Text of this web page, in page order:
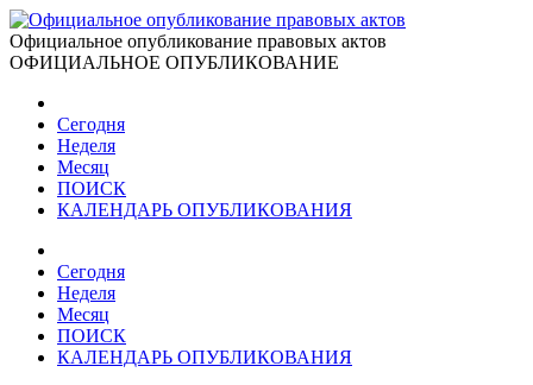
Официальное опубликование правовых актов
ОФИЦИАЛЬНОЕ ОПУБЛИКОВАНИЕ
Сегодня
Неделя
Месяц
ПОИСК
КАЛЕНДАРЬ ОПУБЛИКОВАНИЯ
Сегодня
Неделя
Месяц
ПОИСК
КАЛЕНДАРЬ ОПУБЛИКОВАНИЯ